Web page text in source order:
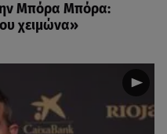
Μπόρα Μπόρα:
χειμώνα»